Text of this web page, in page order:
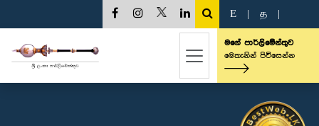
E த
මගේ පාර්ලිමේන්තුව
මෙතැනින් පිවිසෙන්න